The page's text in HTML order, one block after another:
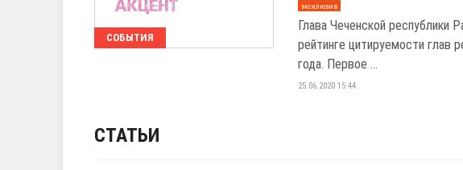
СОБЫТИЯ
эксклюзив
Глава Чеченской республики
рейтинге цитируемости глав
года. Первое ...
25.06.2020 15:44
СТАТЬИ